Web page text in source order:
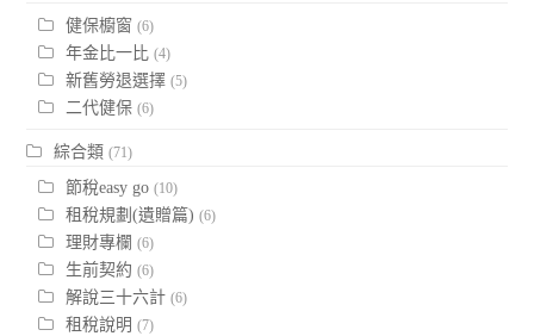
健保櫥窗 (6)
年金比一比 (4)
新舊勞退選擇 (5)
二代健保 (6)
綜合類 (71)
節稅easy go (10)
租稅規劃(遺贈篇) (6)
理財專欄 (6)
生前契約 (6)
解說三十六計 (6)
租稅說明 (7)